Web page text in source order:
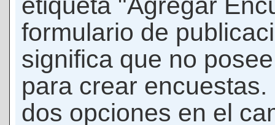
formulario de
significa que no
para crear
dos opciones en el